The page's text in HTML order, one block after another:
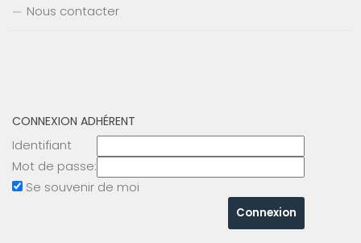
Nous contacter
CONNEXION ADHÉRENT
Identifiant
Mot de passe:
Se souvenir de moi